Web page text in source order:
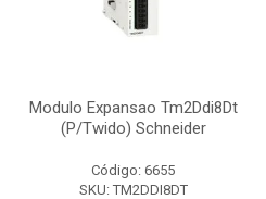
Modulo Expansao Tm2Ddi8Dt
(P/Twido) Schneider
Código: 6655
SKU: TM2DDI8DT